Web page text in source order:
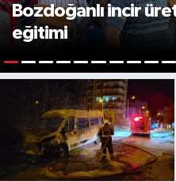
Bozdoğanlı incir
eğitimi
1 2 3 4 5 6 7 8 9 10